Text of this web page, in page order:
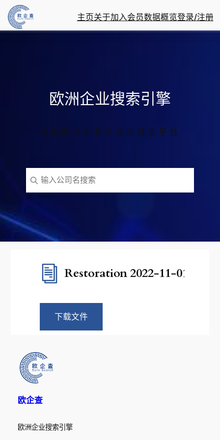
内
主页关于加入会员数据概览登录/注册
欧洲企业搜索引擎
查询欧洲企业信息的首选平台
Restoration 2022-11-01
下载文件
欧企查
欧洲企业搜索引擎